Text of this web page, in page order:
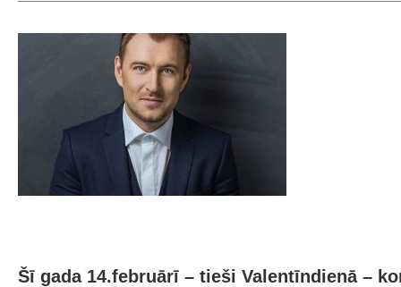
Šī gada 14.februārī – tieši Valentīndienā –